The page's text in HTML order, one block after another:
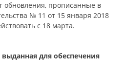
обновления, прописанные в
№ 11 от 15 января 2018
с 18 марта.
выданная для обеспечения